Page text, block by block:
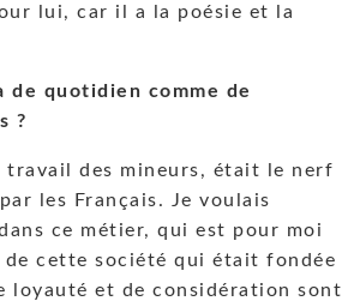
lui, car il a la poésie et la
quotidien comme de
?
travail des mineurs, était le nerf
les Français. Je voulais
ce métier, qui est pour moi
de cette société qui était fondée
loyauté et de considération sont